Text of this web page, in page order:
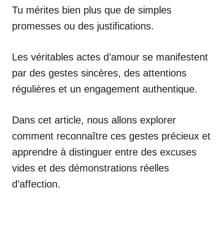
Tu mérites bien plus que de simples
promesses ou des justifications.
Les véritables actes d’amour se manifestent
par des gestes sincères, des attentions
régulières et un engagement authentique.
Dans cet article, nous allons explorer
comment reconnaître ces gestes précieux et
apprendre à distinguer entre des excuses
vides et des démonstrations réelles
d’affection.